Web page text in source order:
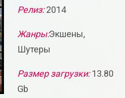
Релиз:2014
Жанры:Экшены,
Шутеры
Размер загрузки:13.80
Gb